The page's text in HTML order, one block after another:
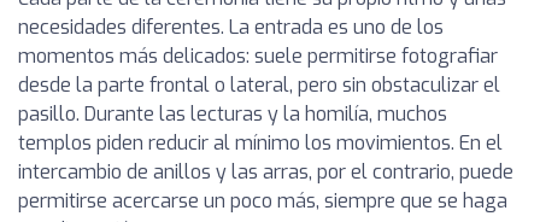
necesidades diferentes. La entrada es uno de los
momentos más delicados: suele permitirse fotografiar
desde la parte frontal o lateral, pero sin obstaculizar el
pasillo. Durante las lecturas y la homilía, muchos
templos piden reducir al mínimo los movimientos. En el
intercambio de anillos y las arras, por el contrario, puede
permitirse acercarse un poco más, siempre que se haga